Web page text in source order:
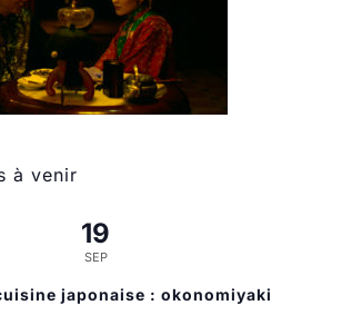
à venir
19
SEP
japonaise : okonomiyaki